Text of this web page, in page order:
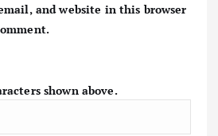
and website in this browser
shown above.